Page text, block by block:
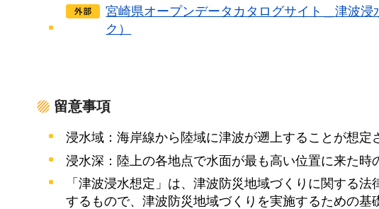
宮崎県オープンデータカタログサイト＿津波
ク）
留意事項
浸水域：海岸線から陸域に津波が遡上することが想定
浸水深：陸上の各地点で水面が最も高い位置に来た時
「津波浸水想定」は、津波防災地域づくりに関する
するもので、津波防災地域づくりを実施するための基